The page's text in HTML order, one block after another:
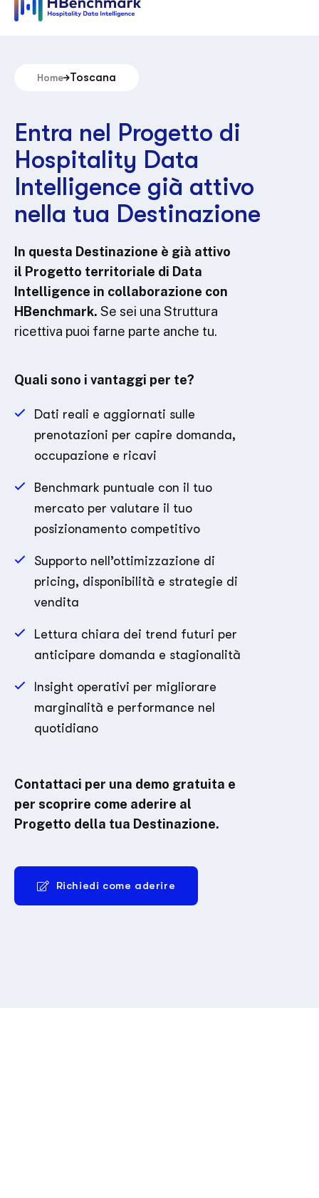
Home Toscana
Entra nel Progetto di
Hospitality Data
Intelligence già attivo
nella tua Destinazione
In questa Destinazione è già attivo
il Progetto territoriale di Data
Intelligence in collaborazione con
HBenchmark. Se sei una Struttura
ricettiva puoi farne parte anche tu.
Quali sono i vantaggi per te?
Dati reali e aggiornati sulle
prenotazioni per capire domanda,
occupazione e ricavi
Benchmark puntuale con il tuo
mercato per valutare il tuo
posizionamento competitivo
Supporto nell’ottimizzazione di
pricing, disponibilità e strategie di
vendita
Lettura chiara dei trend futuri per
anticipare domanda e stagionalità
Insight operativi per migliorare
marginalità e performance nel
quotidiano
Contattaci per una demo gratuita e
per scoprire come aderire al
Progetto della tua Destinazione.
Richiedi come aderire